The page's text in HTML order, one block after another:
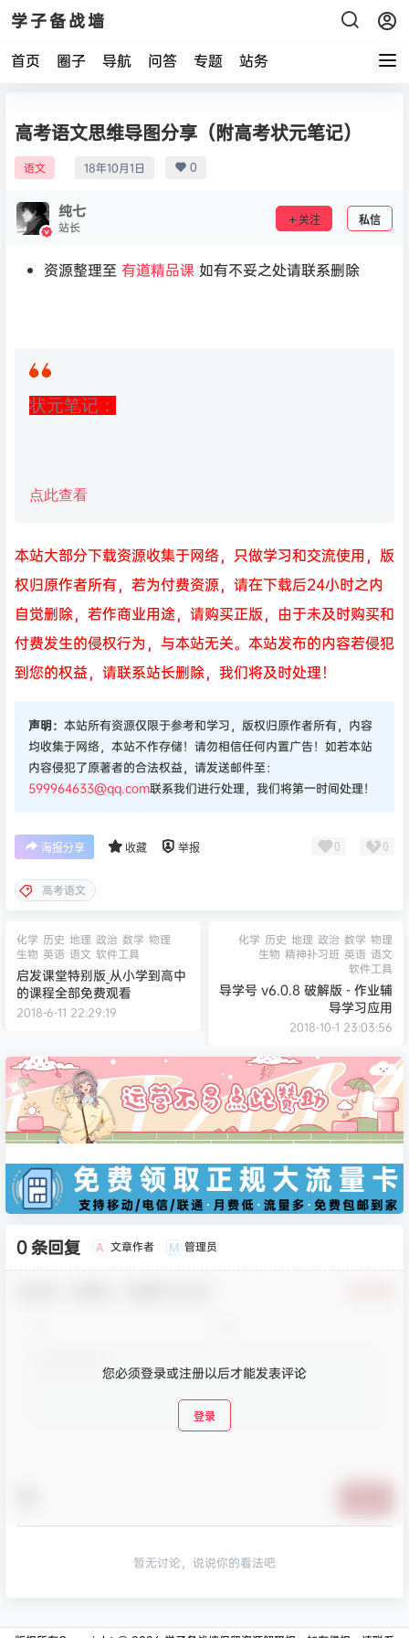
学子备战墙
首页 圈子 导航 问答 专题 站务
高考语文思维导图分享（附高考状元笔记）
语文 18年10月1日 0
纯七
站长 关注 私信
资源整理至 有道精品课 如有不妥之处请联系删除
状元笔记：
点此查看
本站大部分下载资源收集于网络，只做学习和交流使用，版
权归原作者所有，若为付费资源，请在下载后24小时之内
自觉删除，若作商业用途，请购买正版，由于未及时购买和
付费发生的侵权行为，与本站无关。本站发布的内容若侵犯
到您的权益，请联系站长删除，我们将及时处理！
声明： 本站所有资源仅限于参考和学习，版权归原作者所有，内容
均收集于网络，本站不作存储！请勿相信任何内置广告！如若本站
内容侵犯了原著者的合法权益，请发送邮件至：
599964633@qq.com联系我们进行处理，我们将第一时间处理！
海报分享 收藏 举报 0 0
高考语文
化学 历史 地理 政治 数学 物理
生物 英语 语文 软件工具
启发课堂特别版_从小学到高中
的课程全部免费观看
2018-6-11 22:29:19
化学 历史 地理 政治 数学 物理
生物 精神补习班 英语 语文
软件工具
导学号 v6.0.8 破解版 - 作业辅
导学习应用
2018-10-1 23:03:56
0 条回复 A 文章作者 M 管理员
您必须登录或注册以后才能发表评论
登录
暂无讨论，说说你的看法吧